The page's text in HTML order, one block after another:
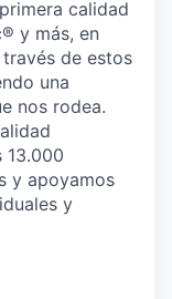
calidad
y más, en
de estos
una
nos rodea.
13.000
y apoyamos
y